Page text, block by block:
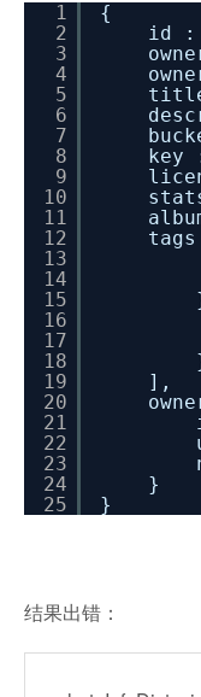
1
2
3
4
5
6
7
8
9
10
11
12
13
14
15
16
17
18
19
20
21
22
23
24
25
{
id :
key
],
}
}
结果出错：